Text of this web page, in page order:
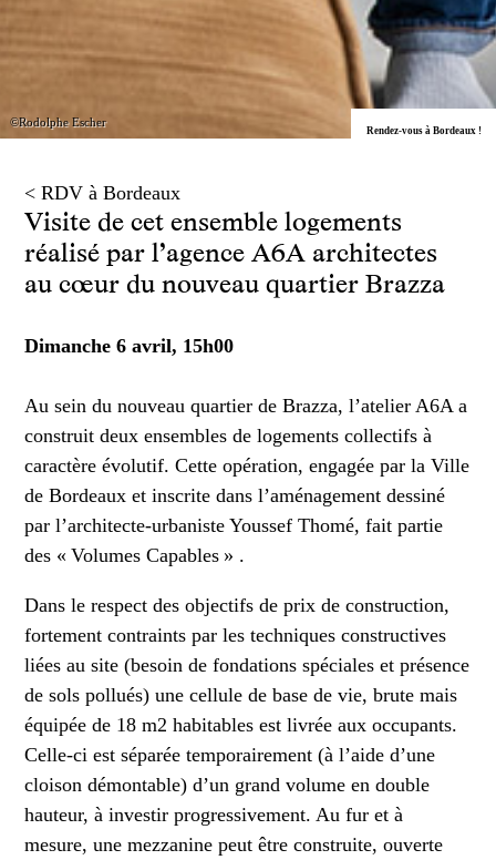
©Rodolphe Escher
Rendez-vous à Bordeaux !
< RDV à Bordeaux
Visite de cet ensemble logements
réalisé par l’agence A6A architectes
au cœur du nouveau quartier Brazza
Dimanche 6 avril, 15h00
Au sein du nouveau quartier de Brazza, l’atelier A6A a
construit deux ensembles de logements collectifs à
caractère évolutif. Cette opération, engagée par la Ville
de Bordeaux et inscrite dans l’aménagement dessiné
par l’architecte-urbaniste Youssef Thomé, fait partie
des « Volumes Capables » .
Dans le respect des objectifs de prix de construction,
fortement contraints par les techniques constructives
liées au site (besoin de fondations spéciales et présence
de sols pollués) une cellule de base de vie, brute mais
équipée de 18 m2 habitables est livrée aux occupants.
Celle-ci est séparée temporairement (à l’aide d’une
cloison démontable) d’un grand volume en double
hauteur, à investir progressivement. Au fur et à
mesure, une mezzanine peut être construite, ouverte